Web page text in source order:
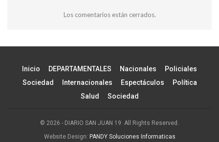
Los comentarios están cerrados.
Inicio DEPARTAMENTALES Nacionales
Policiales
Sociedad
Internacionales Espectáculos
Política
Salud
Sociedad
© 2026 - DIARIO SAN JUAN 19. All Rights Reserved.
Website Design: PANDY Soluciones Informaticas